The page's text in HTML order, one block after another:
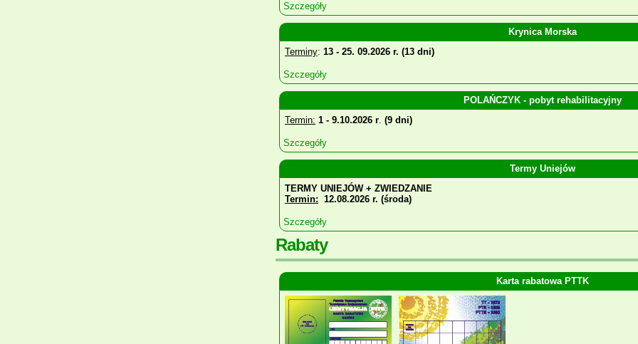
Szczegóły
Krynica Morska
Terminy: 13 - 25. 09.2026 r. (13 dni)
Szczegóły
POLAŃCZYK - pobyt rehabilitacyjny
Termin: 1 - 9.10.2026 r. (9 dni)
Szczegóły
Termy Uniejów
TERMY UNIEJÓW + ZWIEDZANIE
Termin: 12.08.2026 r. (środa)
Szczegóły
Rabaty
Karta rabatowa PTTK